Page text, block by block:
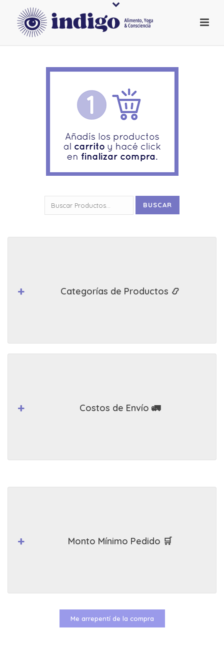
por:
BUSCAR
Categorías de Productos 📿
Costos de Envío 🚛
Monto Mínimo Pedido 🛒
Me arrepentí de la compra